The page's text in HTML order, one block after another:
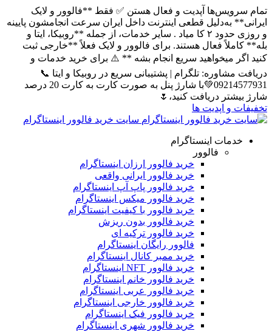
آپدیت و فعال هستن ✅ فقط **فالوور و لایک
به‌دلیل قطعی اینترنت داخل ایران سرعت انجامشون پایینه
و روزی حدود ۲ کا میاد . سایر خدمات، از جمله **روبیکا، ایتا و
فعال هستند. برای فالوور و لایک فعلاً **خارجی ثبت
میخواهید سریع انجام بشه ** ⚠️ برای خرید خدمات و
تلگرام | پشتیبانی سریع در روبیکا و ایتا 📞
09214577931💚با شارژ پنل به صورت کارت به کارت 20 درصد
دریافت کنید،🌷
اپدیت ها
سایت خرید فالوور اینستاگرام
اینستاگرام
خرید فالوور ارزان اینستاگرام
خرید فالوور ایرانی واقعی
خرید فالوور پاپ آپ اینستاگرام
خرید فالوور میکس اینستاگرام
خرید فالوور با کیفیت اینستاگرام
خرید فالوور بدون ریزش
خرید فالوور ترکیه ای
فالوور رایگان اینستاگرام
خرید ممبر کانال اینستاگرام
خرید فالوور NFT اینستاگرام
خرید فالوور خانم اینستاگرام
خرید فالوور عربی اینستاگرام
خرید فالوور خارجی اینستاگرام
خرید فالوور فیک اینستاگرام
خرید فالوور شهری اینستاگرام